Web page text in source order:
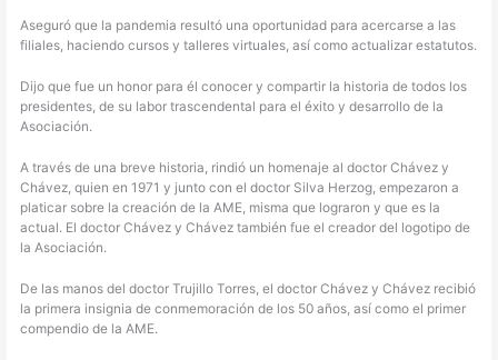
Aseguró que la pandemia resultó una oportunidad para acercarse a las
filiales, haciendo cursos y talleres virtuales, así como actualizar estatutos.
Dijo que fue un honor para él conocer y compartir la historia de todos los
presidentes, de su labor trascendental para el éxito y desarrollo de la
Asociación.
A través de una breve historia, rindió un homenaje al doctor Chávez y
Chávez, quien en 1971 y junto con el doctor Silva Herzog, empezaron a
platicar sobre la creación de la AME, misma que lograron y que es la
actual. El doctor Chávez y Chávez también fue el creador del logotipo de
la Asociación.
De las manos del doctor Trujillo Torres, el doctor Chávez y Chávez recibió
la primera insignia de conmemoración de los 50 años, así como el primer
compendio de la AME.